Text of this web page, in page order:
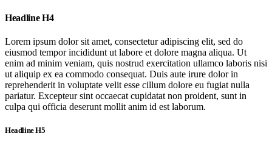
Headline H4
Lorem ipsum dolor sit amet, consectetur adipiscing elit, sed do
eiusmod tempor incididunt ut labore et dolore magna aliqua. Ut
enim ad minim veniam, quis nostrud exercitation ullamco laboris nisi
ut aliquip ex ea commodo consequat. Duis aute irure dolor in
reprehenderit in voluptate velit esse cillum dolore eu fugiat nulla
pariatur. Excepteur sint occaecat cupidatat non proident, sunt in
culpa qui officia deserunt mollit anim id est laborum.
Headline H5